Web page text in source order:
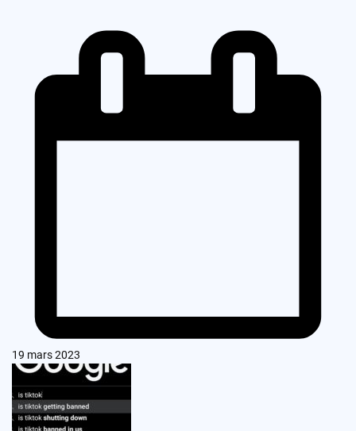
19 mars 2023